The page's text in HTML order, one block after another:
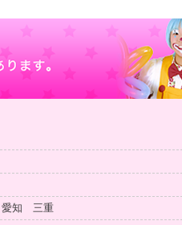
知 三重